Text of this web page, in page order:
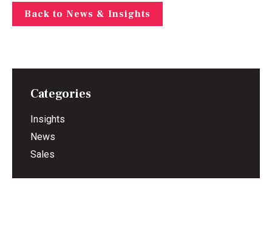
Back to News & Insights
Categories
Insights
News
Sales